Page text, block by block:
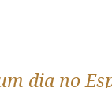
dia no